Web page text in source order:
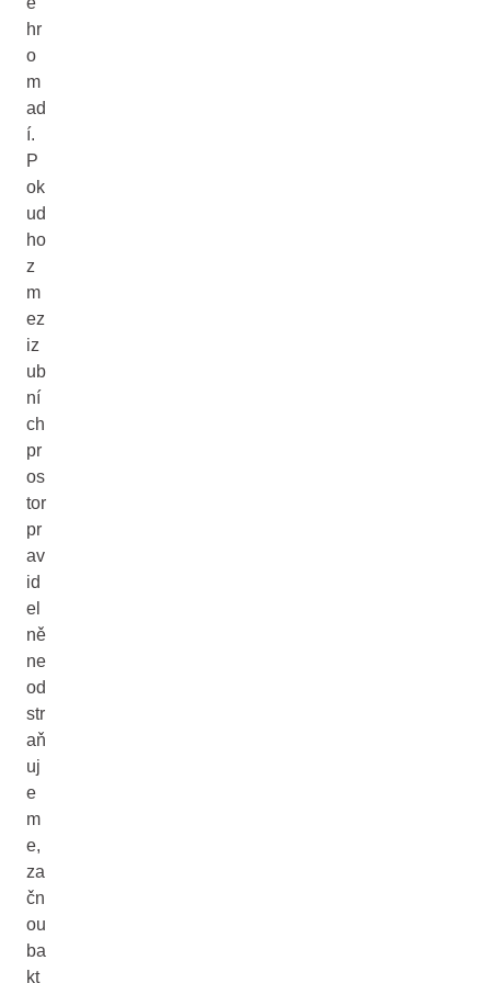
hr
o
m
ad
í.
P
ok
ud
ho
z
m
ez
iz
ub
ní
ch
pr
os
tor
pr
av
id
el
ně
ne
od
str
aň
uj
e
m
e,
za
čn
ou
ba
kt